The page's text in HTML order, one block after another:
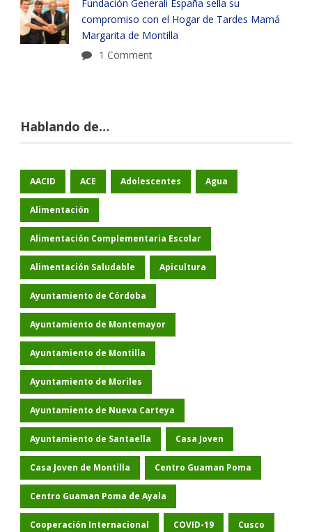
Fundación Generali España sella su
compromiso con el Hogar de Tardes Mamá
Margarita de Montilla
1 Comment
Hablando de…
AACID ACE Adolescentes Agua
Alimentación
Alimentación Complementaria Escolar
Alimentación Saludable Apicultura
Ayuntamiento de Córdoba
Ayuntamiento de Montemayor
Ayuntamiento de Montilla
Ayuntamiento de Moriles
Ayuntamiento de Nueva Carteya
Ayuntamiento de Santaella Casa Joven
Casa Joven de Montilla Centro Guaman Poma
Centro Guaman Poma de Ayala
Cooperación Internacional COVID-19 Cusco